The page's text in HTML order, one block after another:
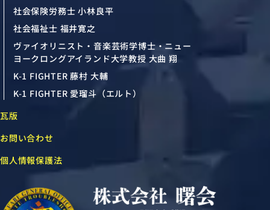
社会保険労務士 小林良平
社会福祉士 福井寛之
ヴァイオリニスト・音楽芸術学博士・ニュー
ヨークロングアイランド大学教授 大曲 翔
K-1 FIGHTER 藤村 大輔
K-1 FIGHTER 愛瑠斗（エルト）
瓦版
お問い合わせ
個人情報保護法